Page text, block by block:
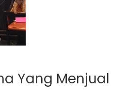
Yang Menjual